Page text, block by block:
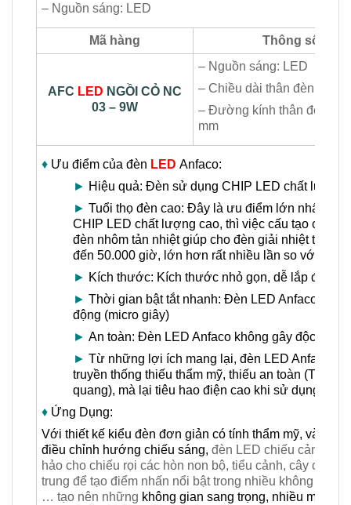
– Nguồn sáng: LED
Mã hàng Thông số
AFC LED NGỒI CỎ NC
03 – 9W
– Nguồn sáng: LED
– Chiều dài thân đèn: 90
– Đường kính thân đèn:
mm
♦ Ưu điểm của đèn LED Anfaco:
► Hiệu quả: Đèn sử dụng CHIP LED chất lượng
► Tuổi thọ đèn cao: Đây là ưu điểm lớn nhất
CHIP LED chất lượng cao, thì việc cấu tạo của
đèn nhôm tản nhiệt giúp cho đèn giải nhiệt tốt, từ
đến 50.000 giờ, lớn hơn rất nhiều lần so với
► Kích thước: Kích thước nhỏ gọn, dễ lắp đặt
► Thời gian bật tắt nhanh: Đèn LED Anfaco có
động (micro giây)
► An toàn: Đèn LED Anfaco không gây độc hại,
► Từ những lợi ích mang lại, đèn LED Anfaco là
truyền thống thiếu thẩm mỹ, thiếu an toàn (Thậm
quang), mà lại tiêu hao điện cao khi sử dụng
♦ Ứng Dụng:
Với thiết kế kiểu đèn đơn giản có tính thẩm mỹ, và độ
điều chỉnh hướng chiếu sáng, đèn LED chiếu cảnh
hảo cho chiếu rọi các hòn non bộ, tiểu cảnh, cây cối
trung để tạo điểm nhấn nổi bật trong nhiều không gian
… tạo nên những không gian sang trọng, nhiều màu